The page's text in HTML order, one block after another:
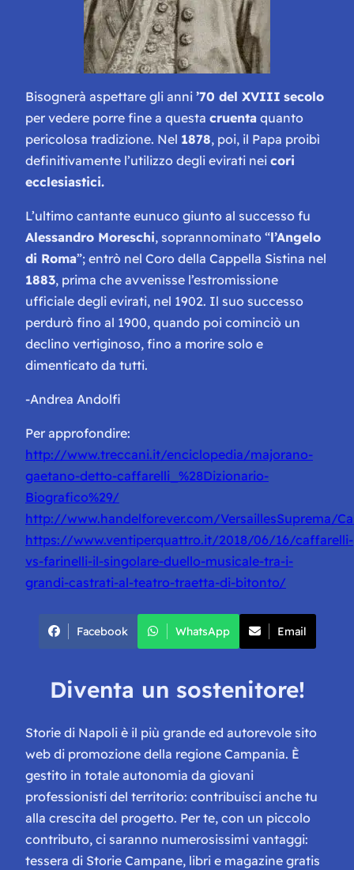
Bisognerà aspettare gli anni ’70 del XVIII secolo
per vedere porre fine a questa cruenta quanto
pericolosa tradizione. Nel 1878, poi, il Papa proibì
definitivamente l’utilizzo degli evirati nei cori
ecclesiastici.
L’ultimo cantante eunuco giunto al successo fu
Alessandro Moreschi, soprannominato “l’Angelo
di Roma”; entrò nel Coro della Cappella Sistina nel
1883, prima che avvenisse l’estromissione
ufficiale degli evirati, nel 1902. Il suo successo
perdurò fino al 1900, quando poi cominciò un
declino vertiginoso, fino a morire solo e
dimenticato da tutti.
-Andrea Andolfi
Per approfondire:
http://www.treccani.it/enciclopedia/majorano-
gaetano-detto-caffarelli_%28Dizionario-
Biografico%29/
http://www.handelforever.com/VersaillesSuprema/
https://www.ventiperquattro.it/2018/06/16/caffarelli-
vs-farinelli-il-singolare-duello-musicale-tra-i-
grandi-castrati-al-teatro-traetta-di-bitonto/
Facebook WhatsApp Email
Diventa un sostenitore!
Storie di Napoli è il più grande ed autorevole sito
web di promozione della regione Campania. È
gestito in totale autonomia da giovani
professionisti del territorio: contribuisci anche tu
alla crescita del progetto. Per te, con un piccolo
contributo, ci saranno numerosissimi vantaggi:
tessera di Storie Campane, libri e magazine gratis